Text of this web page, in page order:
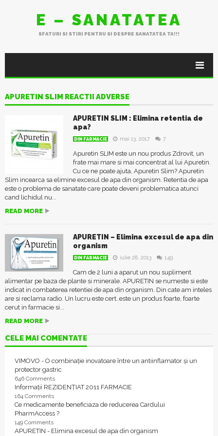
E – SANATATEA
SFATURI SI STIRI PENTRU SI DESPRE SANATATEA TA!!!
APURETIN SLIM REACTII ADVERSE
APURETIN SLIM : Elimina retentia de
apa?
DIN FARMACIE mai 13, 2017 7
Apuretin SLIM este un nou produs Zdrovit, un
frate mai mare si mai concentrat al lui Apuretin.
Cu ce ne poate ajuta, Apuretin Slim? Apuretin
Slim incearca sa elimine excesul de apa din organism. Retentia de apa
este o problema de sanatate care poate deveni problematica atunci
cand lichidul nu...
READ MORE
APURETIN – Elimina excesul de apa din
organism
DIN FARMACIE iulie 28, 2013 149
Cam de 2 luni a aparut un nou supliment
alimentar pe baza de plante si minerale. APURETIN se numeste si este
indicat in combaterea retentiei de apa din organism. Din cate am inteles
are si reclama radio. Un lucru este cert..este un produs foarte, foarte
cerut in farmacie si...
READ MORE
CELE MAI COMENTATE
VIMOVO - O combinație inovatoare între un antiinflamator și un
protector gastric
646 Comments
Informații REZIDENȚIAT 2011 FARMACIE
164 Comments
Ce medicamente beneficiaza de reducerea Cardului
PharmAccess ?
149 Comments
APURETIN - Elimina excesul de apa din organism